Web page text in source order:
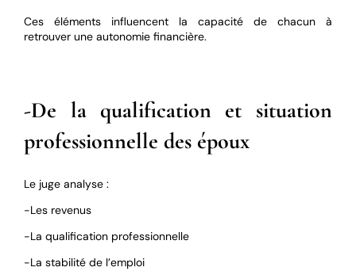
Ces éléments influencent la capacité de chacun à
retrouver une autonomie financière.
-De la qualification et situation
professionnelle des époux
Le juge analyse :
-Les revenus
-La qualification professionnelle
-La stabilité de l’emploi